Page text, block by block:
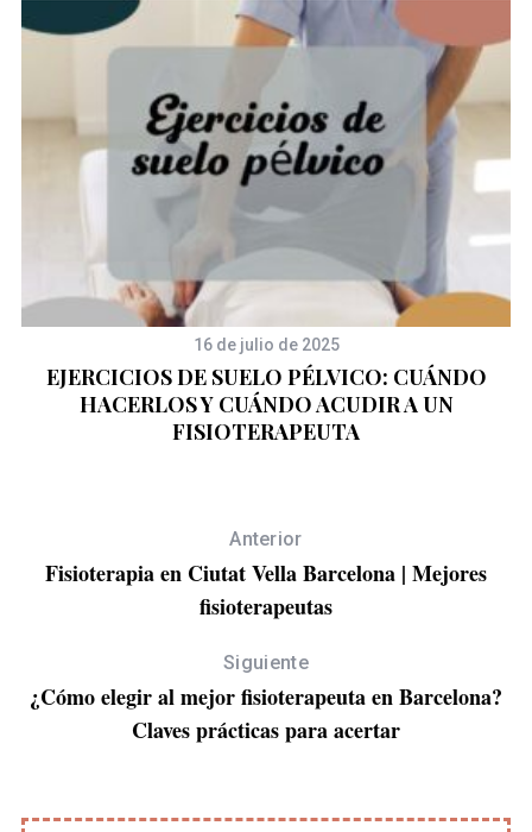
16 de julio de 2025
EJERCICIOS DE SUELO PÉLVICO: CUÁNDO
HACERLOS Y CUÁNDO ACUDIR A UN
FISIOTERAPEUTA
Anterior
Fisioterapia en Ciutat Vella Barcelona | Mejores
fisioterapeutas
Siguiente
¿Cómo elegir al mejor fisioterapeuta en Barcelona?
Claves prácticas para acertar